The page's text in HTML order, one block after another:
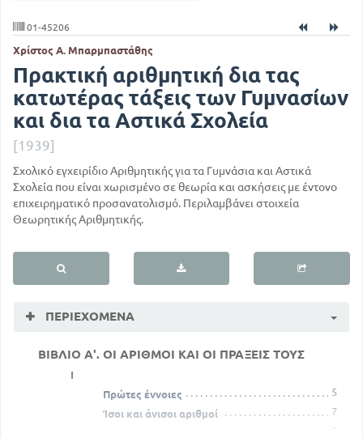
01-45206
Χρίστος Α. Μπαρμπαστάθης
Πρακτική αριθμητική δια τας
κατωτέρας τάξεις των Γυμνασίων
και δια τα Αστικά Σχολεία
[1939]
Σχολικό εγχειρίδιο Αριθμητικής για τα Γυμνάσια και Αστικά
Σχολεία που είναι χωρισμένο σε θεωρία και ασκήσεις με έντονο
επιχειρηματικό προσανατολισμό. Περιλαμβάνει στοιχεία
Θεωρητικής Αριθμητικής.
ΠΕΡΙΕΧΌΜΕΝΑ
ΒΙΒΛΙΟ Α'. ΟΙ ΑΡΙΘΜΟΙ ΚΑΙ ΟΙ ΠΡΑΞΕΙΣ ΤΟΥΣ
Ι
Πρώτες έννοιες
5
Ίσοι και άνισοι αριθμοί
7
8